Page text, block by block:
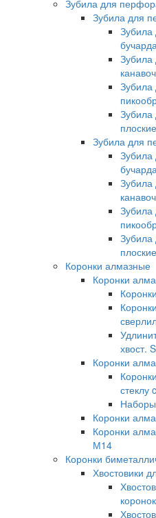
Зубила для
Зубила для
плоские
Зубила для
плоские
Коронки алмазные
Коронки
хвост.
Коронки
стеклу
Коронки
Коронки
М14
Коронки
Хвостовики